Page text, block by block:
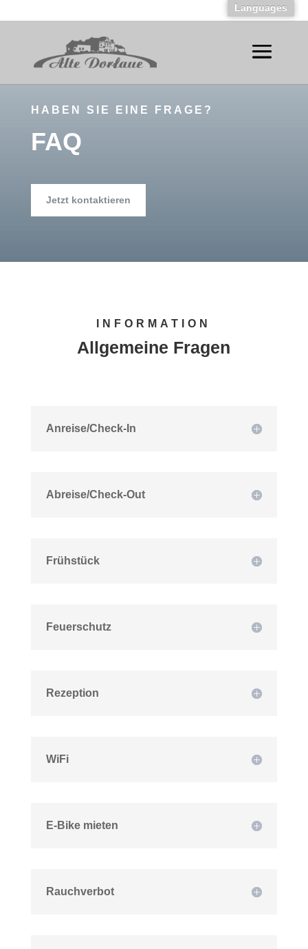
HABEN SIE EINE FRAGE?
FAQ
Jetzt kontaktieren
INFORMATION
Allgemeine Fragen
Anreise/Check-In
Abreise/Check-Out
Frühstück
Feuerschutz
Rezeption
WiFi
E-Bike mieten
Rauchverbot
Languages